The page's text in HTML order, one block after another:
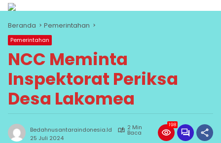
Beranda Pemerintahan
Pemerintahan
NCC Meminta
Inspektorat Periksa
Desa Lakomea
Bedahnusantaraindonesia.id 2 Min
Baca
25 Juli 2024
198